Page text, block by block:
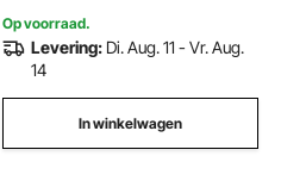
Op voorraad.
Levering: Di. Aug. 11 - Vr. Aug.
14
In winkelwagen